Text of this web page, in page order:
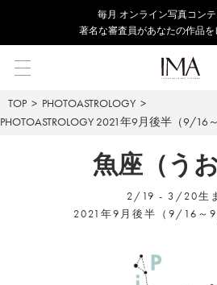
毎⽉ オンライン写真コン
著名な審査員があなたの作品
TOP
PHOTOASTROLOGY
PHOTOASTROLOGY 2021年9月後半（9/16
魚座（うお
2/19 - 3/20生
2021年9月後半（9/16～